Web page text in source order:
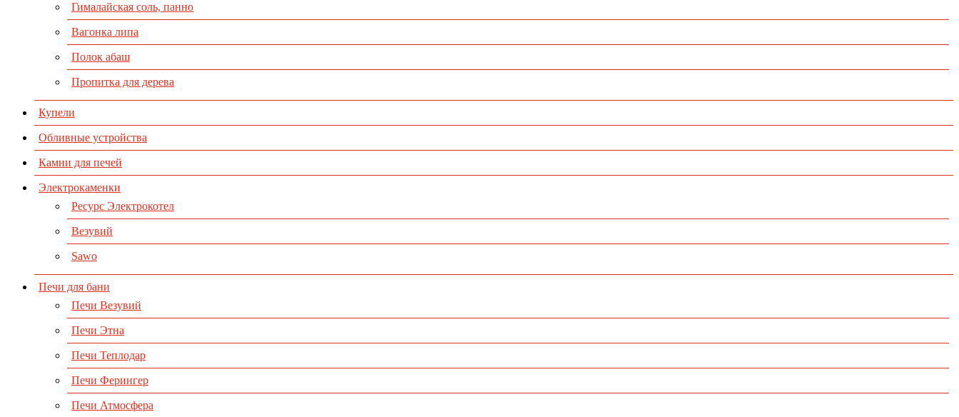
Гималайская соль, панно
Вагонка липа
Полок абаш
Пропитка для дерева
Купели
Обливные устройства
Камни для печей
Электрокаменки
Ресурс Электрокотел
Везувий
Sawo
Печи для бани
Печи Везувий
Печи Этна
Печи Теплодар
Печи Ферингер
Печи Атмосфера